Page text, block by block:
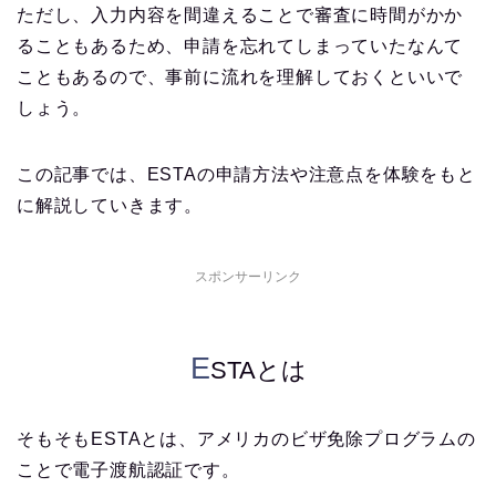
ただし、入力内容を間違えることで審査に時間がかか
ることもあるため、申請を忘れてしまっていたなんて
こともあるので、事前に流れを理解しておくといいで
しょう。
この記事では、 ESTAの申請方法や注意点を体験をもと
に解説していきます。
スポンサーリンク
ESTAとは
そもそもESTAとは、アメリカのビザ免除プログラムの
ことで電子渡航認証です。